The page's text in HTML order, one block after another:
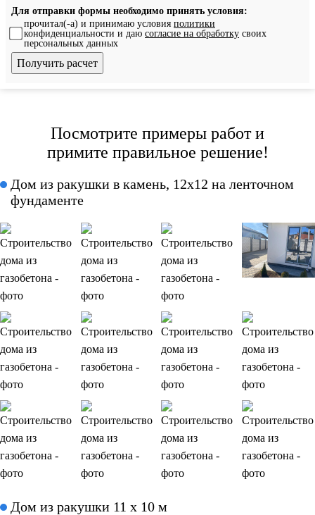
Для отправки формы необходимо принять условия:
прочитал(-а) и принимаю условия политики
конфиденциальности и даю согласие на обработку своих
персональных данных
Посмотрите примеры работ и
примите правильное решение!
Дом из ракушки в камень, 12x12 на ленточном
фундаменте
Дом из ракушки 11 х 10 м